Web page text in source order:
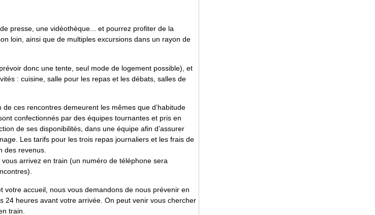
presse, une vidéothèque... et pourrez profiter de la
loin, ainsi que de multiples excursions dans un rayon de
donc une tente, seul mode de logement possible), et
: cuisine, salle pour les repas et les débats, salles de
ces rencontres demeurent les mêmes que d’habitude
confectionnés par des équipes tournantes et pris en
de ses disponibilités, dans une équipe afin d’assurer
Les tarifs pour les trois repas journaliers et les frais de
des revenus.
arrivez en train (un numéro de téléphone sera
votre accueil, nous vous demandons de nous prévenir en
24 heures avant votre arrivée. On peut venir vous chercher
train.